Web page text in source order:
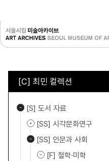
[C] 최민 컬렉션
[S] 도서 자료
[SS] 시각문화연구
[SS] 인문과 사회
[F] 철학·미학